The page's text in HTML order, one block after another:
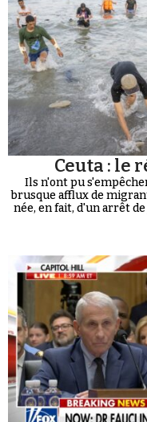
Ceuta : le
Ils n'ont pu
brusque afflux de
née, en fait, d'un arrêt